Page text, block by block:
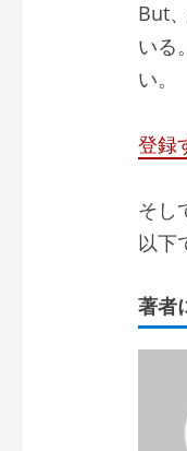
But
いる
い。
登録
そし
以下
著者